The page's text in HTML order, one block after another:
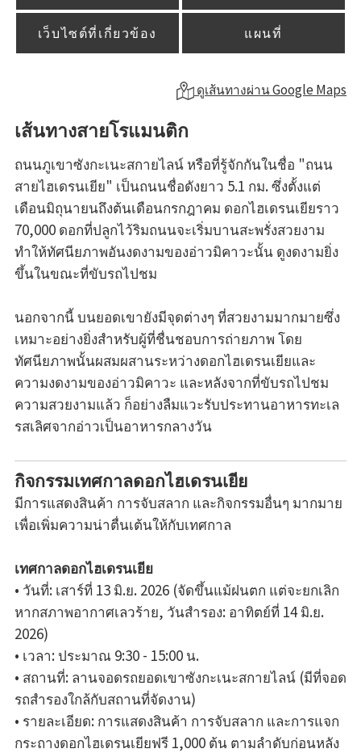
เว็บไซต์ที่เกี่ยวข้อง แผนที่
ดูเส้นทางผ่าน Google Maps
เส้นทางสายโรแมนติก
ถนนภูเขาซังกะเนะสกายไลน์ หรือที่รู้จักกันในชื่อ "ถนน
สายไฮเดรนเยีย" เป็นถนนชื่อดังยาว 5.1 กม. ซึ่งตั้งแต่
เดือนมิถุนายนถึงต้นเดือนกรกฎาคม ดอกไฮเดรนเยียราว
70,000 ดอกที่ปลูกไว้ริมถนนจะเริ่มบานสะพรั่งสวยงาม
ทำให้ทัศนียภาพอันงดงามของอ่าวมิคาวะนั้น ดูงดงามยิ่ง
ขึ้นในขณะที่ขับรถไปชม
นอกจากนี้ บนยอดเขายังมีจุดต่างๆ ที่สวยงามมากมายซึ่ง
เหมาะอย่างยิ่งสำหรับผู้ที่ชื่นชอบการถ่ายภาพ โดย
ทัศนียภาพนั้นผสมผสานระหว่างดอกไฮเดรนเยียและ
ความงดงามของอ่าวมิคาวะ และหลังจากที่ขับรถไปชม
ความสวยงามแล้ว ก็อย่างลืมแวะรับประทานอาหารทะเล
รสเลิศจากอ่าวเป็นอาหารกลางวัน
กิจกรรมเทศกาลดอกไฮเดรนเยีย
มีการแสดงสินค้า การจับสลาก และกิจกรรมอื่นๆ มากมาย
เพื่อเพิ่มความน่าตื่นเต้นให้กับเทศกาล
เทศกาลดอกไฮเดรนเยีย
• วันที่: เสาร์ที่ 13 มิ.ย. 2026 (จัดขึ้นแม้ฝนตก แต่จะยกเลิก
หากสภาพอากาศเลวร้าย, วันสำรอง: อาทิตย์ที่ 14 มิ.ย.
2026)
• เวลา: ประมาณ 9:30 - 15:00 น.
• สถานที่: ลานจอดรถยอดเขาซังกะเนะสกายไลน์ (มีที่จอด
รถสำรองใกล้กับสถานที่จัดงาน)
• รายละเอียด: การแสดงสินค้า การจับสลาก และการแจก
กระถางดอกไฮเดรนเยียฟรี 1,000 ต้น ตามลำดับก่อนหลัง